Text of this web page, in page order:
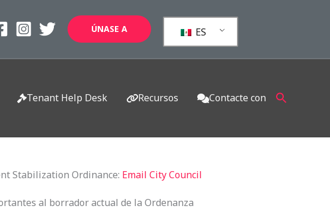
ÚNASE A ES
Tenant Help Desk Recursos Contacte con
Stabilization Ordinance: Email City Council
al borrador actual de la Ordenanza